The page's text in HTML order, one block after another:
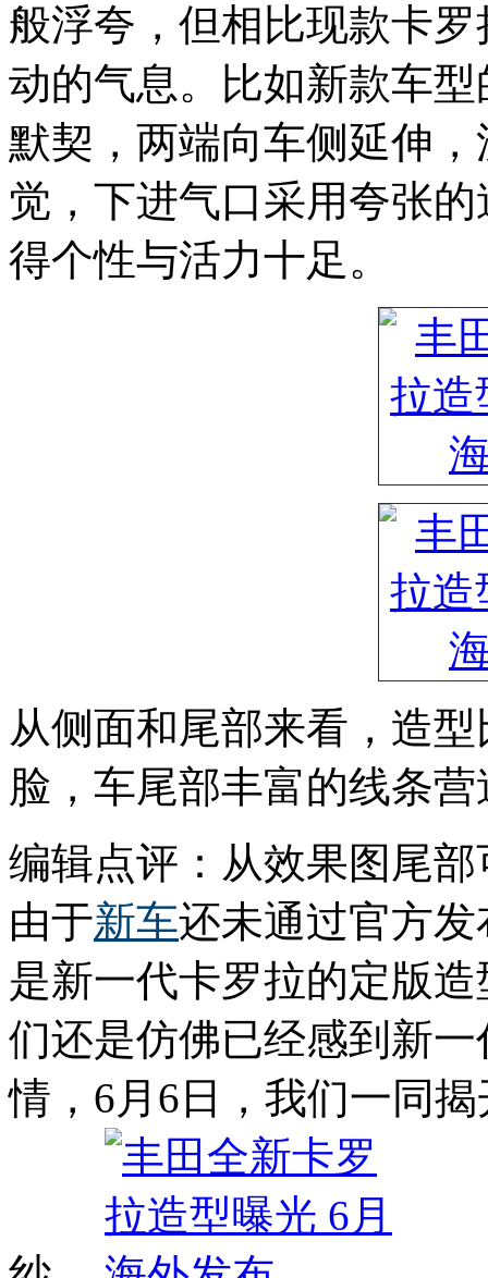
般浮夸，但相比现款卡罗
动的气息。比如新款车
默契，两端向车侧延伸
觉，下进气口采用夸张
得个性与活力十足。
从侧面和尾部来看，造
脸，车尾部丰富的线条
编辑点评：从效果图尾
由于新车还未通过官方
是新一代卡罗拉的定版
们还是仿佛已经感到新
情，6月6日，我们一同